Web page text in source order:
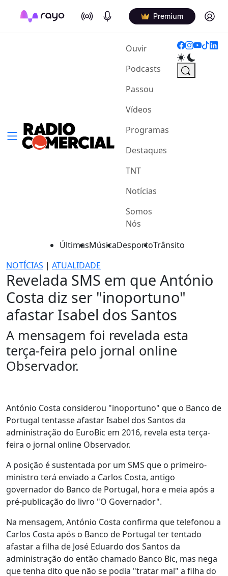
On Air Podcasts Premium Log in
Ouvir(current)
Podcasts
Passou
Vídeos
Programas
Destaques
TNT
Notícias
Somos
Nós
ÚltimasMúsicaDesportoTrânsito
NOTÍCIAS | ATUALIDADE
Revelada SMS em que António
Costa diz ser "inoportuno"
afastar Isabel dos Santos
A mensagem foi revelada esta
terça-feira pelo jornal online
Observador.
António Costa considerou "inoportuno" que o Banco de
Portugal tentasse afastar Isabel dos Santos da
administração do EuroBic em 2016, revela esta terça-
feira o jornal online Observador.
A posição é sustentada por um SMS que o primeiro-
ministro terá enviado a Carlos Costa, antigo
governador do Banco de Portugal, hora e meia após a
pré-publicação do livro "O Governador".
Na mensagem, António Costa confirma que telefonou a
Carlos Costa após o Banco de Portugal ter tentado
afastar a filha de José Eduardo dos Santos da
administração do então chamado Banco Bic, mas nega
que tenha dito que não se podia "tratar mal" a filha do